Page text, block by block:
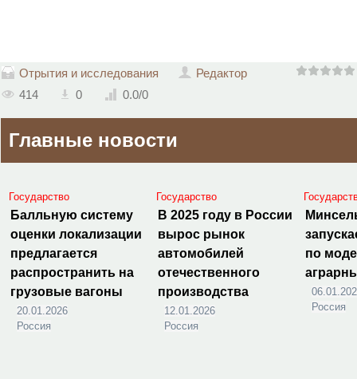
Отрытия и исследования
Редактор
414
0 0.0/0
Главные новости
Государство
Балльную систему
оценки локализации
предлагается
распространить на
грузовые вагоны
20.01.2026
Россия
Государство
В 2025 году в России
вырос рынок
автомобилей
отечественного
производства
12.01.2026
Россия
по
Россия